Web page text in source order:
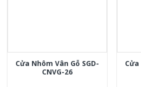
Cửa Nhôm Vân Gỗ SGD-
CNVG-26
Cửa